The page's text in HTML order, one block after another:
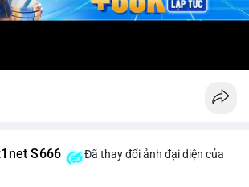
S666
Đã thay đổi ảnh đại diện của